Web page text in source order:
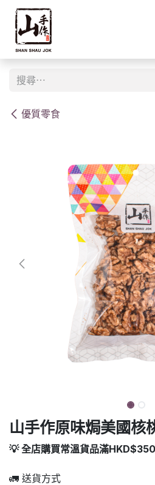
跳至內容
優質零食
山手作原味焗美國核
💡 全店購買常溫貨品滿
🚛 送貨方式